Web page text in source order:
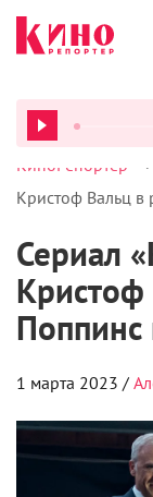
ВСЕ ПОДКАСТЫ
КиноРепортер >
Кристоф Вальц
Сериал
Поппинс
1 марта 2023 /